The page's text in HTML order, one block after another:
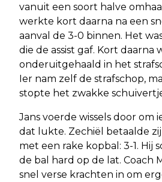
vanuit een soort halve
werkte kort daarna na een
aanval de 3-0 binnen. Het
die de assist gaf. Kort daarna
onderuitgehaald in het
Ier nam zelf de strafschop,
stopte het zwakke
Jans voerde wissels door om
dat lukte. Zechiël betaalde
met een rake kopbal: 3-1. Hij
de bal hard op de lat. Coach
snel verse krachten in om